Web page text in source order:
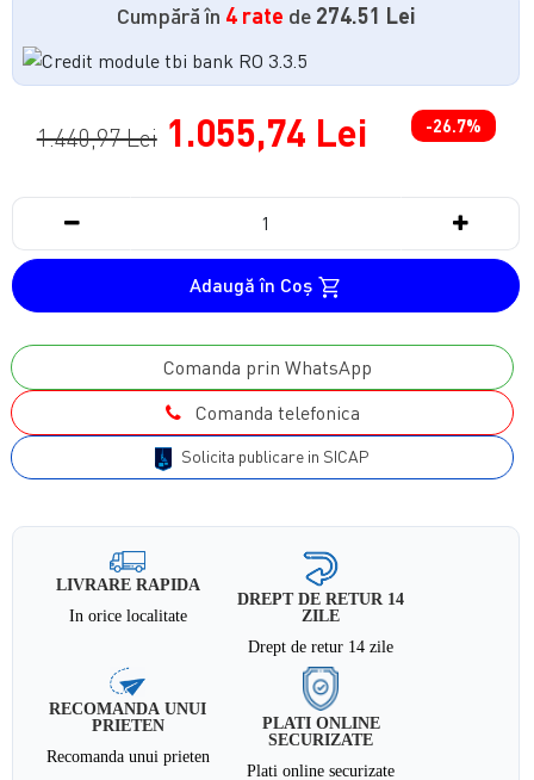
Cumpără în 4 rate de 274.51 Lei
1.440,97 Lei 1.055,74 Lei -26.7%
Adaugă în Coş
Comanda prin WhatsApp
Comanda telefonica
Solicita publicare in SICAP
LIVRARE RAPIDA
In orice localitate
DREPT DE RETUR 14
ZILE
Drept de retur 14 zile
RECOMANDA UNUI
PRIETEN
Recomanda unui prieten
PLATI ONLINE
SECURIZATE
Plati online securizate